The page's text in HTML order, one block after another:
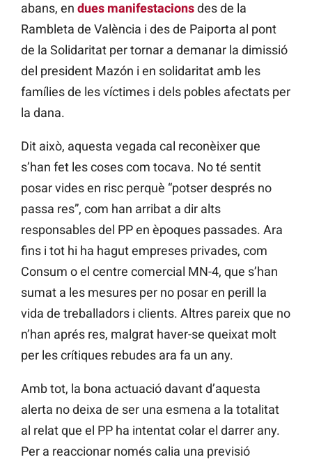
abans, en dues manifestacionsdes de la
Rambleta de València i des de Paiporta al pont
de la Solidaritat per tornar a demanar la dimissió
del president Mazón i en solidaritat amb les
famílies de les víctimes i dels pobles afectats per
la dana.
Dit això, aquesta vegada cal reconèixer que
s’han fet les coses com tocava. No té sentit
posar vides en risc perquè “potser després no
passa res”, com han arribat a dir alts
responsables del PP en èpoques passades. Ara
fins i tot hi ha hagut empreses privades, com
Consum o el centre comercial MN-4, que s’han
sumat a les mesures per no posar en perill la
vida de treballadors i clients. Altres pareix que no
n’han aprés res, malgrat haver-se queixat molt
per les crítiques rebudes ara fa un any.
Amb tot, la bona actuació davant d’aquesta
alerta no deixa de ser una esmena a la totalitat
al relat que el PP ha intentat colar el darrer any.
Per a reaccionar només calia una previsió